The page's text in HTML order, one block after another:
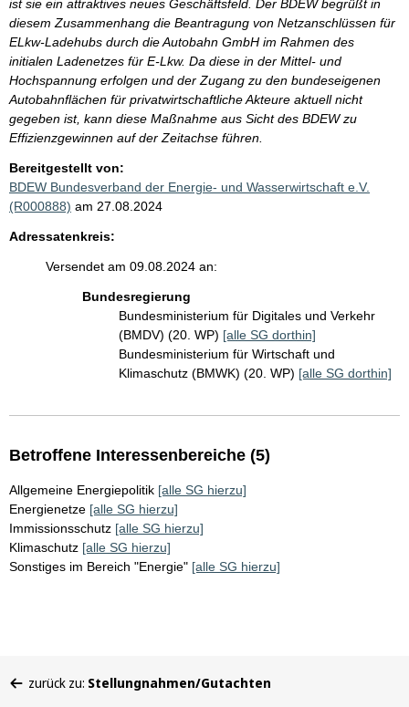
ist sie ein attraktives neues Geschäftsfeld. Der BDEW begrüßt in
diesem Zusammenhang die Beantragung von Netzanschlüssen für
ELkw-Ladehubs durch die Autobahn GmbH im Rahmen des
initialen Ladenetzes für E-Lkw. Da diese in der Mittel- und
Hochspannung erfolgen und der Zugang zu den bundeseigenen
Autobahnflächen für privatwirtschaftliche Akteure aktuell nicht
gegeben ist, kann diese Maßnahme aus Sicht des BDEW zu
Effizienzgewinnen auf der Zeitachse führen.
Bereitgestellt von:
BDEW Bundesverband der Energie- und Wasserwirtschaft e.V.
(R000888) am 27.08.2024
Adressatenkreis:
Versendet am 09.08.2024 an:
Bundesregierung
Bundesministerium für Digitales und Verkehr
(BMDV) (20. WP) [alle SG dorthin]
Bundesministerium für Wirtschaft und
Klimaschutz (BMWK) (20. WP) [alle SG dorthin]
Betroffene Interessenbereiche (5)
Allgemeine Energiepolitik [alle SG hierzu]
Energienetze [alle SG hierzu]
Immissionsschutz [alle SG hierzu]
Klimaschutz [alle SG hierzu]
Sonstiges im Bereich "Energie" [alle SG hierzu]
befinden
zurück zu: Stellungnahmen/Gutachten